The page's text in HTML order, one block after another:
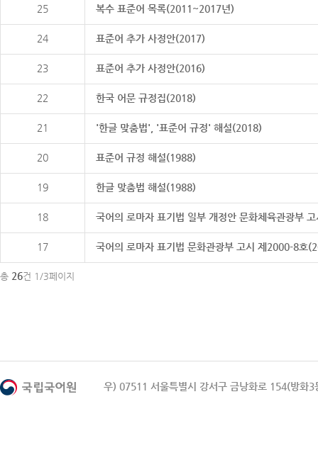
25 복수 표준어 목록(2011~2017년)
24 표준어 추가 사정안(2017)
23 표준어 추가 사정안(2016)
22 한국 어문 규정집(2018)
21 '한글 맞춤법', '표준어 규정' 해설(2018)
20 표준어 규정 해설(1988)
19 한글 맞춤법 해설(1988)
18 국어의 로마자 표기법 일부 개정안 문화체육관광부
17 국어의 로마자 표기법 문화관광부 고시 제2000-8호
총 26건 1/3페이지
우) 07511 서울특별시 강서구 금낭화로 154(방화3